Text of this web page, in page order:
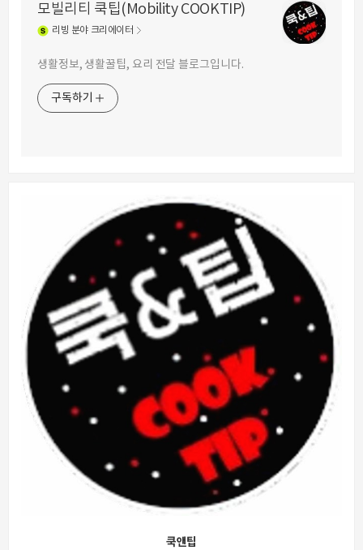
모빌리티 쿡팁(Mobility COOKTIP)
리빙 분야 크리에이터
생활정보, 생활꿀팁, 요리 전달 블로그입니다.
구독하기
쿡앤팁